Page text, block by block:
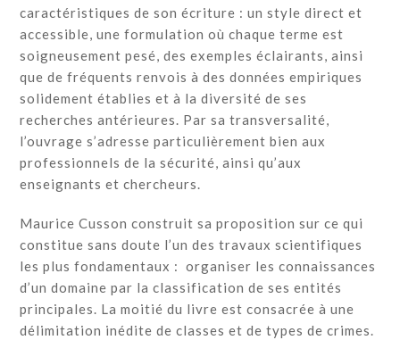
caractéristiques de son écriture : un style direct et
accessible, une formulation où chaque terme est
soigneusement pesé, des exemples éclairants, ainsi
que de fréquents renvois à des données empiriques
solidement établies et à la diversité de ses
recherches antérieures. Par sa transversalité,
l’ouvrage s’adresse particulièrement bien aux
professionnels de la sécurité, ainsi qu’aux
enseignants et chercheurs.
Maurice Cusson construit sa proposition sur ce qui
constitue sans doute l’un des travaux scientifiques
les plus fondamentaux : organiser les connaissances
d’un domaine par la classification de ses entités
principales. La moitié du livre est consacrée à une
délimitation inédite de classes et de types de crimes.